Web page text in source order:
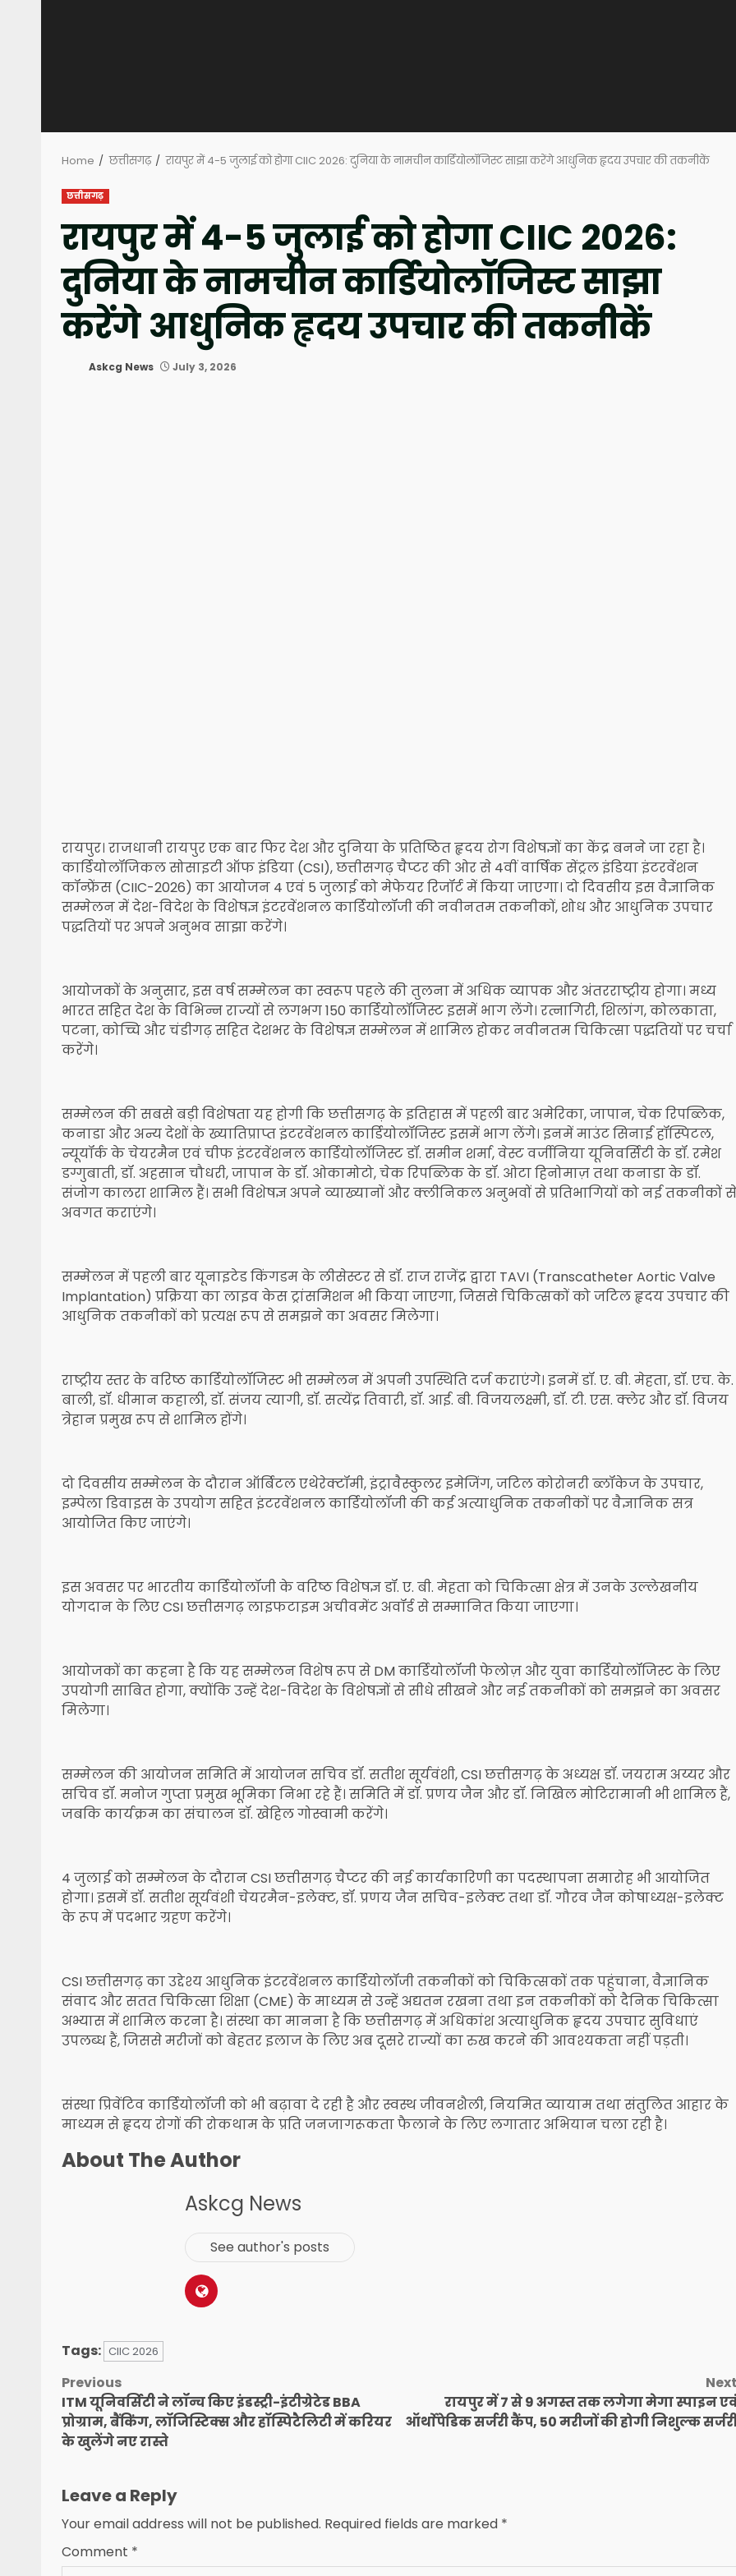
Home छत्तीसगढ़ रायपुर में 4-5 जुलाई को होगा CIIC 2026: दुनिया के नामचीन कार्डियोलॉजिस्ट साझा करेंगे आधुनिक हृदय उपचार की तकनीकें
छत्तीसगढ़
रायपुर में 4-5 जुलाई को होगा CIIC 2026:
दुनिया के नामचीन कार्डियोलॉजिस्ट साझा
करेंगे आधुनिक हृदय उपचार की तकनीकें
Askcg News July 3, 2026
रायपुर। राजधानी रायपुर एक बार फिर देश और दुनिया के प्रतिष्ठित हृदय रोग विशेषज्ञों का केंद्र बनने जा रहा है।
कार्डियोलॉजिकल सोसाइटी ऑफ इंडिया (CSI), छत्तीसगढ़ चैप्टर की ओर से 4वीं वार्षिक सेंट्रल इंडिया इंटरवेंशन
कॉन्फ्रेंस (CIIC-2026) का आयोजन 4 एवं 5 जुलाई को मेफेयर रिजॉर्ट में किया जाएगा। दो दिवसीय इस वैज्ञानिक
सम्मेलन में देश-विदेश के विशेषज्ञ इंटरवेंशनल कार्डियोलॉजी की नवीनतम तकनीकों, शोध और आधुनिक उपचार
पद्धतियों पर अपने अनुभव साझा करेंगे।
आयोजकों के अनुसार, इस वर्ष सम्मेलन का स्वरूप पहले की तुलना में अधिक व्यापक और अंतरराष्ट्रीय होगा। मध्य
भारत सहित देश के विभिन्न राज्यों से लगभग 150 कार्डियोलॉजिस्ट इसमें भाग लेंगे। रत्नागिरी, शिलांग, कोलकाता,
पटना, कोच्चि और चंडीगढ़ सहित देशभर के विशेषज्ञ सम्मेलन में शामिल होकर नवीनतम चिकित्सा पद्धतियों पर चर्चा
करेंगे।
सम्मेलन की सबसे बड़ी विशेषता यह होगी कि छत्तीसगढ़ के इतिहास में पहली बार अमेरिका, जापान, चेक रिपब्लिक,
कनाडा और अन्य देशों के ख्यातिप्राप्त इंटरवेंशनल कार्डियोलॉजिस्ट इसमें भाग लेंगे। इनमें माउंट सिनाई हॉस्पिटल,
न्यूयॉर्क के चेयरमैन एवं चीफ इंटरवेंशनल कार्डियोलॉजिस्ट डॉ. समीन शर्मा, वेस्ट वर्जीनिया यूनिवर्सिटी के डॉ. रमेश
डग्गुबाती, डॉ. अहसान चौधरी, जापान के डॉ. ओकामोटो, चेक रिपब्लिक के डॉ. ओटा हिनोमाज़ तथा कनाडा के डॉ.
संजोग कालरा शामिल हैं। सभी विशेषज्ञ अपने व्याख्यानों और क्लीनिकल अनुभवों से प्रतिभागियों को नई तकनीकों से
अवगत कराएंगे।
सम्मेलन में पहली बार यूनाइटेड किंगडम के लीसेस्टर से डॉ. राज राजेंद्र द्वारा TAVI (Transcatheter Aortic Valve
Implantation) प्रक्रिया का लाइव केस ट्रांसमिशन भी किया जाएगा, जिससे चिकित्सकों को जटिल हृदय उपचार की
आधुनिक तकनीकों को प्रत्यक्ष रूप से समझने का अवसर मिलेगा।
राष्ट्रीय स्तर के वरिष्ठ कार्डियोलॉजिस्ट भी सम्मेलन में अपनी उपस्थिति दर्ज कराएंगे। इनमें डॉ. ए. बी. मेहता, डॉ. एच. के.
बाली, डॉ. धीमान कहाली, डॉ. संजय त्यागी, डॉ. सत्येंद्र तिवारी, डॉ. आई. बी. विजयलक्ष्मी, डॉ. टी. एस. क्लेर और डॉ. विजय
त्रेहान प्रमुख रूप से शामिल होंगे।
दो दिवसीय सम्मेलन के दौरान ऑर्बिटल एथेरेक्टॉमी, इंट्रावैस्कुलर इमेजिंग, जटिल कोरोनरी ब्लॉकेज के उपचार,
इम्पेला डिवाइस के उपयोग सहित इंटरवेंशनल कार्डियोलॉजी की कई अत्याधुनिक तकनीकों पर वैज्ञानिक सत्र
आयोजित किए जाएंगे।
इस अवसर पर भारतीय कार्डियोलॉजी के वरिष्ठ विशेषज्ञ डॉ. ए. बी. मेहता को चिकित्सा क्षेत्र में उनके उल्लेखनीय
योगदान के लिए CSI छत्तीसगढ़ लाइफटाइम अचीवमेंट अवॉर्ड से सम्मानित किया जाएगा।
आयोजकों का कहना है कि यह सम्मेलन विशेष रूप से DM कार्डियोलॉजी फेलोज़ और युवा कार्डियोलॉजिस्ट के लिए
उपयोगी साबित होगा, क्योंकि उन्हें देश-विदेश के विशेषज्ञों से सीधे सीखने और नई तकनीकों को समझने का अवसर
मिलेगा।
सम्मेलन की आयोजन समिति में आयोजन सचिव डॉ. सतीश सूर्यवंशी, CSI छत्तीसगढ़ के अध्यक्ष डॉ. जयराम अय्यर और
सचिव डॉ. मनोज गुप्ता प्रमुख भूमिका निभा रहे हैं। समिति में डॉ. प्रणय जैन और डॉ. निखिल मोटिरामानी भी शामिल हैं,
जबकि कार्यक्रम का संचालन डॉ. खेहिल गोस्वामी करेंगे।
4 जुलाई को सम्मेलन के दौरान CSI छत्तीसगढ़ चैप्टर की नई कार्यकारिणी का पदस्थापना समारोह भी आयोजित
होगा। इसमें डॉ. सतीश सूर्यवंशी चेयरमैन-इलेक्ट, डॉ. प्रणय जैन सचिव-इलेक्ट तथा डॉ. गौरव जैन कोषाध्यक्ष-इलेक्ट
के रूप में पदभार ग्रहण करेंगे।
CSI छत्तीसगढ़ का उद्देश्य आधुनिक इंटरवेंशनल कार्डियोलॉजी तकनीकों को चिकित्सकों तक पहुंचाना, वैज्ञानिक
संवाद और सतत चिकित्सा शिक्षा (CME) के माध्यम से उन्हें अद्यतन रखना तथा इन तकनीकों को दैनिक चिकित्सा
अभ्यास में शामिल करना है। संस्था का मानना है कि छत्तीसगढ़ में अधिकांश अत्याधुनिक हृदय उपचार सुविधाएं
उपलब्ध हैं, जिससे मरीजों को बेहतर इलाज के लिए अब दूसरे राज्यों का रुख करने की आवश्यकता नहीं पड़ती।
संस्था प्रिवेंटिव कार्डियोलॉजी को भी बढ़ावा दे रही है और स्वस्थ जीवनशैली, नियमित व्यायाम तथा संतुलित आहार के
माध्यम से हृदय रोगों की रोकथाम के प्रति जनजागरूकता फैलाने के लिए लगातार अभियान चला रही है।
About The Author
Askcg News
See author's posts
Tags: CIIC 2026
Post
navigation
Previous
ITM यूनिवर्सिटी ने लॉन्च किए इंडस्ट्री-इंटीग्रेटेड BBA
प्रोग्राम, बैंकिंग, लॉजिस्टिक्स और हॉस्पिटैलिटी में करियर
के खुलेंगे नए रास्ते
रायपुर में 7 से 9 अगस्त तक लगेगा मेगा स्पाइन
ऑर्थाेपेडिक सर्जरी कैंप, 50 मरीजों की होगी निशुल्क
Leave a Reply
Your email address will not be published. Required fields are marked *
Comment *